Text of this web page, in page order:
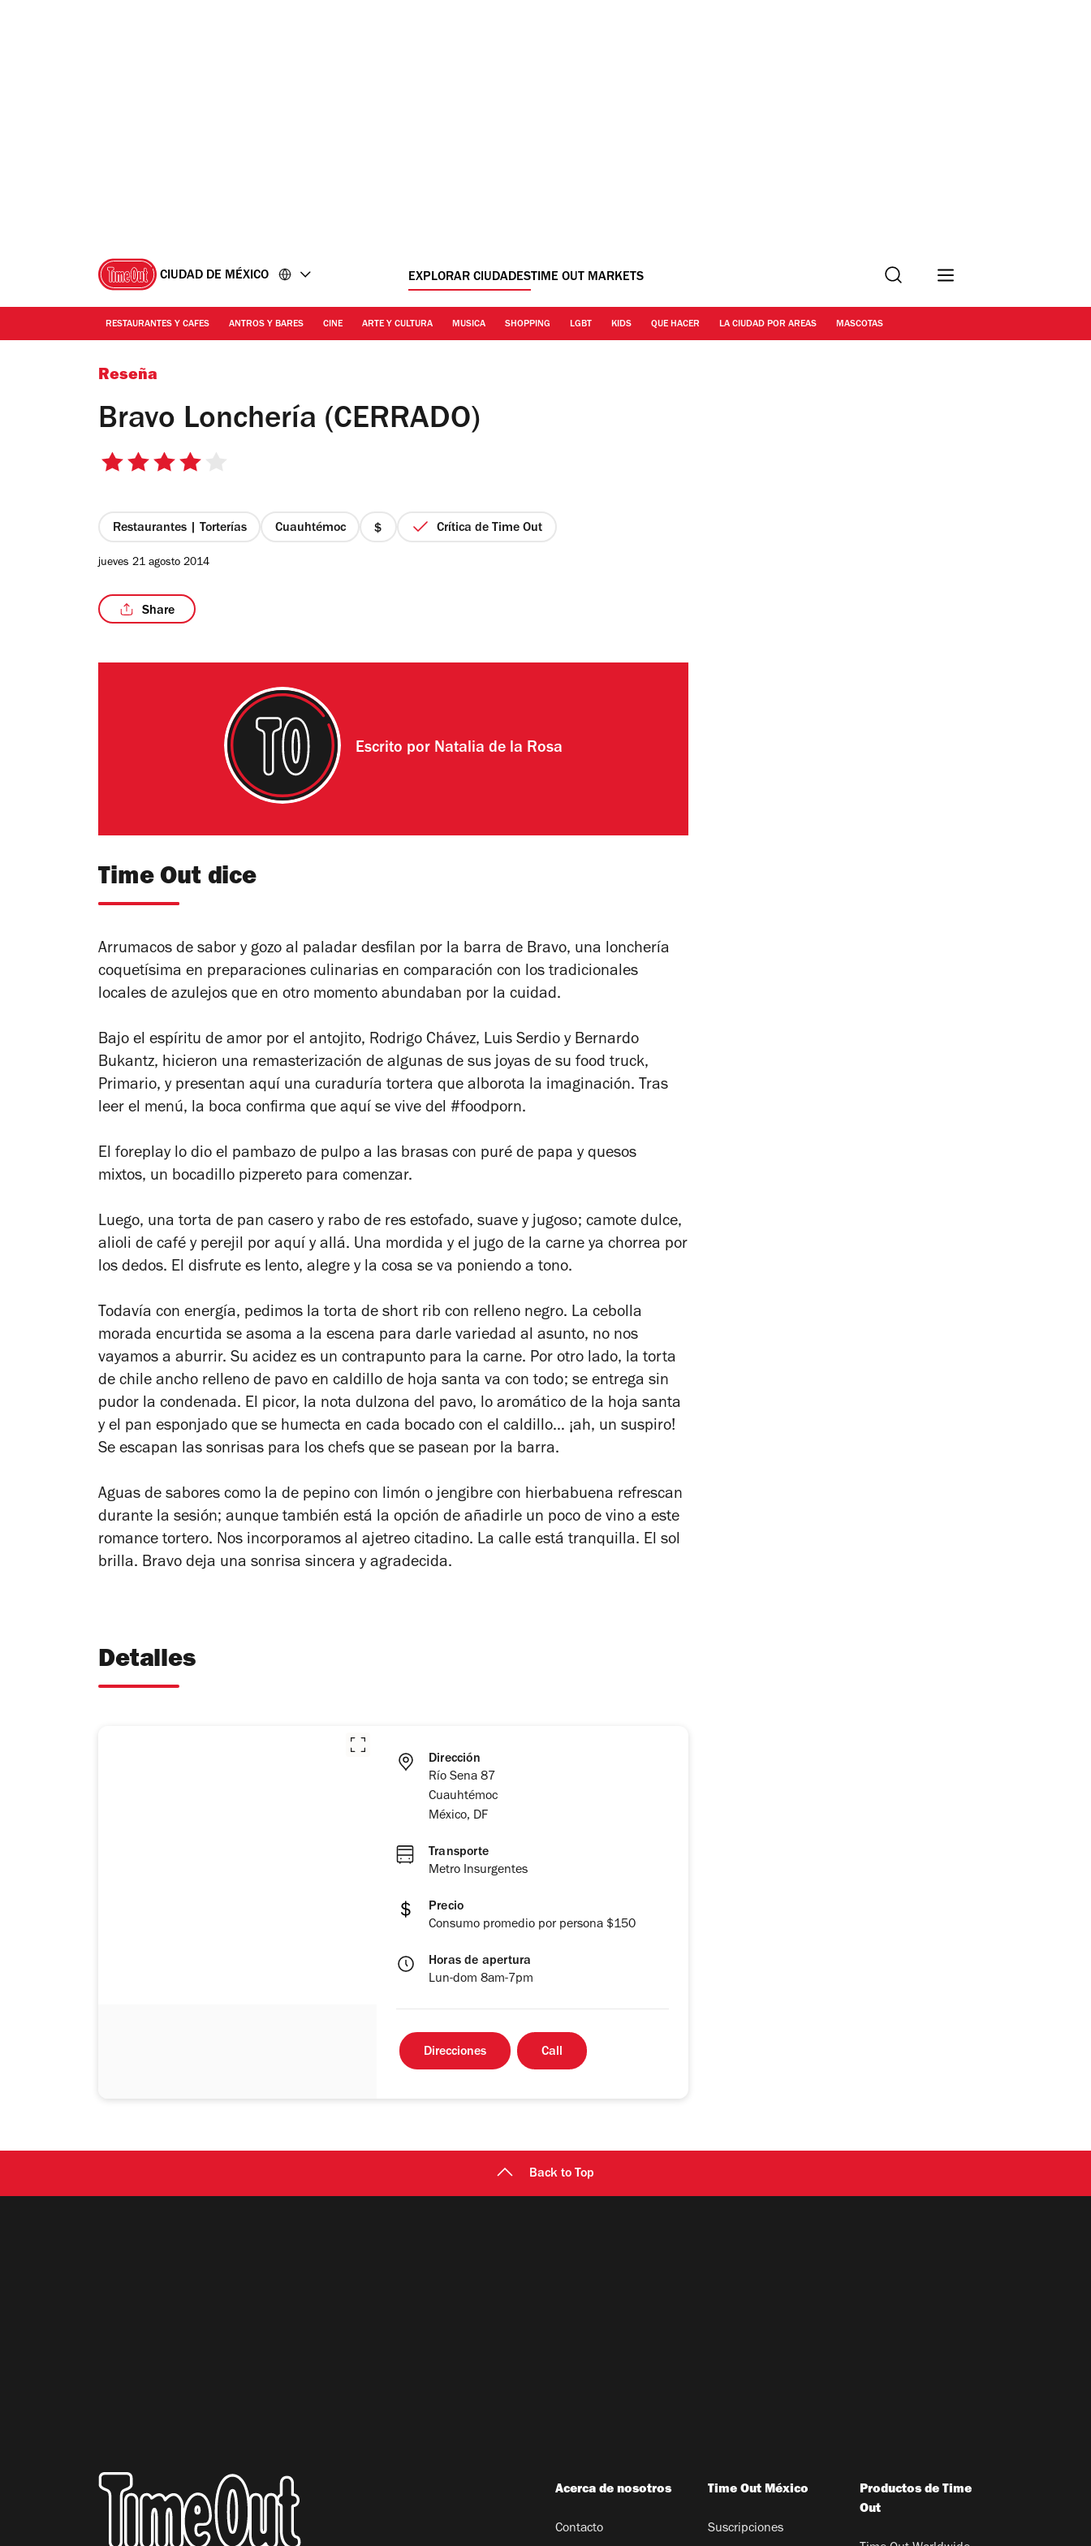
CIUDAD DE MÉXICO EXPLORAR CIUDADESTIME OUT MARKETS Buscar
RESTAURANTES Y CAFES ANTROS Y BARES CINE ARTE Y CULTURA MUSICA SHOPPING LGBT KIDS QUE HACER LA CIUDAD POR AREAS MASCOTAS
Reseña
Bravo Lonchería (CERRADO)
4
estrellas
Restaurantes | Torterías Cuauhtémoc
precio
Crítica de Time Out
jueves 21 agosto 2014
Share
Escrito por Natalia de la Rosa
Time Out dice
Arrumacos de sabor y gozo al paladar desfilan por la barra de Bravo, una lonchería
coquetísima en preparaciones culinarias en comparación con los tradicionales
locales de azulejos que en otro momento abundaban por la cuidad.
Bajo el espíritu de amor por el antojito, Rodrigo Chávez, Luis Serdio y Bernardo
Bukantz, hicieron una remasterización de algunas de sus joyas de su food truck,
Primario, y presentan aquí una curaduría tortera que alborota la imaginación. Tras
leer el menú, la boca confirma que aquí se vive del #foodporn.
El foreplaylo dio el pambazo de pulpo a las brasas con puré de papa y quesos
mixtos, un bocadillo pizpereto para comenzar.
Luego, una torta de pan casero y rabo de res estofado, suave y jugoso; camote dulce,
alioli de café y perejil por aquí y allá. Una mordida y el jugo de la carne ya chorrea por
los dedos. El disfrute es lento, alegre y la cosa se va poniendo a tono.
Todavía con energía, pedimos la torta de short rib con relleno negro. La cebolla
morada encurtida se asoma a la escena para darle variedad al asunto, no nos
vayamos a aburrir. Su acidez es un contrapunto para la carne. Por otro lado, la torta
de chile ancho relleno de pavo en caldillo de hoja santa va con todo; se entrega sin
pudor la condenada. El picor, la nota dulzona del pavo, lo aromático de la hoja santa
y el pan esponjado que se humecta en cada bocado con el caldillo… ¡ah, un suspiro!
Se escapan las sonrisas para los chefs que se pasean por la barra.
Aguas de sabores como la de pepino con limón o jengibre con hierbabuena refrescan
durante la sesión; aunque también está la opción de añadirle un poco de vino a este
romance tortero. Nos incorporamos al ajetreo citadino. La calle está tranquilla. El sol
brilla. Bravo deja una sonrisa sincera y agradecida.
Detalles
Dirección
Río Sena 87
Cuauhtémoc
México, DF
Transporte
Metro Insurgentes
Precio
Consumo promedio por persona $150
Horas de apertura
Lun-dom 8am-7pm
Direcciones Call
Back to Top
Acerca de nosotros
Contacto
Time Out México
Suscripciones
Productos de Time
Out